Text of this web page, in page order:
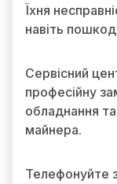
Їхня
навіть
Сервісний
професійну
обладнання
майнера.
Телефонуйте